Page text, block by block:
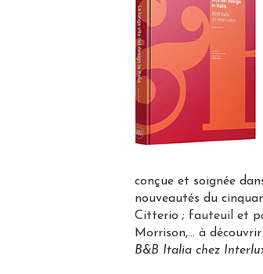
conçue et soignée
nouveautés du
Citterio ; fauteuil et
Morrison,… à
B&B Italia chez